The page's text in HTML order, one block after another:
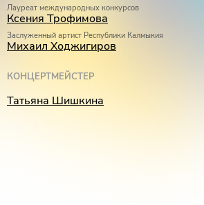
Лауреат международных конкурсов
Ксения Трофимова
Заслуженный артист Республики Калмыкия
Михаил Ходжигиров
КОНЦЕРТМЕЙСТЕР
Татьяна Шишкина